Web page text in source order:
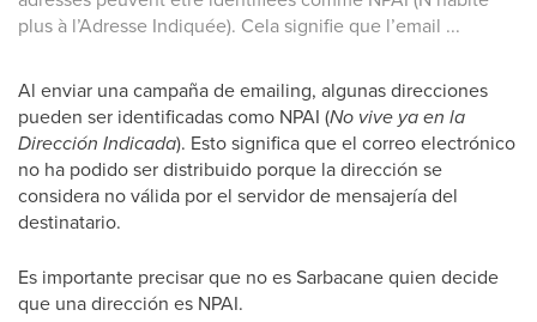
plus à l’Adresse Indiquée). Cela signifie que l’email ...
Al enviar una campaña de emailing, algunas direcciones
pueden ser identificadas como NPAI (No vive ya en la
Dirección Indicada). Esto significa que el correo electrónico
no ha podido ser distribuido porque la dirección se
considera no válida por el servidor de mensajería del
destinatario.
Es importante precisar que no es Sarbacane quien decide
que una dirección es NPAI.